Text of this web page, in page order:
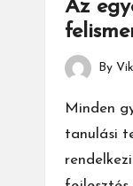
Az
Posted
by
By
Minden
tanulási